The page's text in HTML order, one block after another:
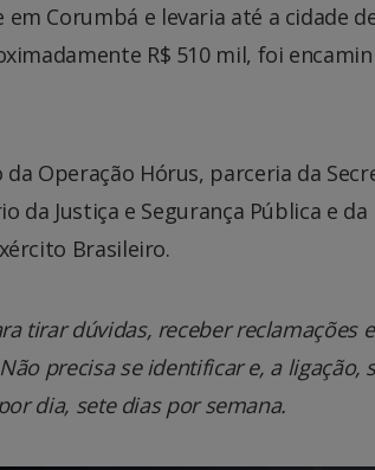
Corumbá e levaria até a cidade
R$ 510 mil, foi
Operação Hórus, parceria da
da Justiça e Segurança Pública e da
Brasileiro.
tirar dúvidas, receber reclamações e
precisa se identificar e, a ligação,
dia, sete dias por semana.